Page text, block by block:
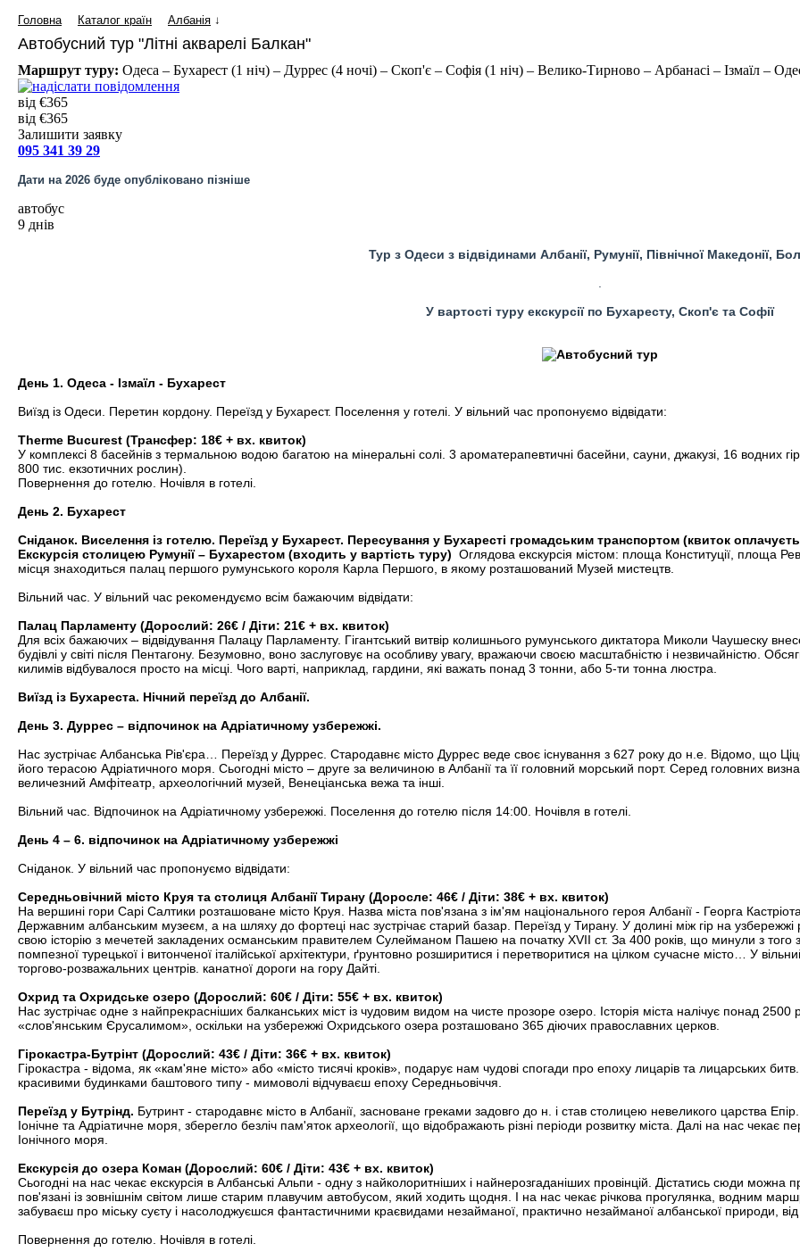
Головна Каталог країн Албанія ↓
Автобусний тур "Літні акварелі Балкан"
Маршрут туру: Одеса – Бухарест (1 ніч) – Дуррес (4 ночі) – Скоп'є – Софія (1 ніч) – Велико-Тирново – Арбанасі – Ізмаїл –
від €365
від €365
Залишити заявку
095 341 39 29
Дати на 2026 буде опубліковано пізніше
автобус
9 днів
Тур з Одеси з відвідинами Албанії, Румунії, Північної Македонії,
У вартості туру екскурсії по Бухаресту, Скоп'є та Софії
День 1. Одеса - Ізмаїл - Бухарест
Виїзд із Одеси. Перетин кордону. Переїзд у Бухарест. Поселення у готелі. У вільний час пропонуємо відвідати:
Therme Bucurest (Трансфер: 18€ + вх. квиток)
У комплексі 8 басейнів з термальною водою багатою на мінеральні солі. 3 ароматерапевтичні басейни, сауни, джакузі, 16 водних
800 тис. екзотичних рослин).
Повернення до готелю. Ночівля в готелі.
День 2. Бухарест
Сніданок. Виселення із готелю. Переїзд у Бухарест. Пересування у Бухаресті громадським транспортом (квиток
Екскурсія столицею Румунії – Бухарестом (входить у вартість туру) Оглядова екскурсія містом: площа Конституції, площа
місця знаходиться палац першого румунського короля Карла Першого, в якому розташований Музей мистецтв.
Вільний час. У вільний час рекомендуємо всім бажаючим відвідати:
Палац Парламенту (Дорослий: 26€ / Діти: 21€ + вх. квиток)
Для всіх бажаючих – відвідування Палацу Парламенту. Гігантський витвір колишнього румунського диктатора Миколи Чаушеску
будівлі у світі після Пентагону. Безумовно, воно заслуговує на особливу увагу, вражаючи своєю масштабністю і незвичайністю.
килимів відбувалося просто на місці. Чого варті, наприклад, гардини, які важать понад 3 тонни, або 5-ти тонна люстра.
Виїзд із Бухареста. Нічний переїзд до Албанії.
День 3. Дуррес – відпочинок на Адріатичному узбережжі.
Нас зустрічає Албанська Рів'єра… Переїзд у Дуррес. Стародавнє місто Дуррес веде своє існування з 627 року до н.е. Відомо, що
його терасою Адріатичного моря. Сьогодні місто – друге за величиною в Албанії та її головний морський порт. Серед головних
величезний Амфітеатр, археологічний музей, Венеціанська вежа та інші.
Вільний час. Відпочинок на Адріатичному узбережжі. Поселення до готелю після 14:00. Ночівля в готелі.
День 4 – 6. відпочинок на Адріатичному узбережжі
Сніданок. У вільний час пропонуємо відвідати:
Середньовічний місто Круя та столиця Албанії Тирану (Доросле: 46€ / Діти: 38€ + вх. квиток)
На вершині гори Сарі Салтики розташоване місто Круя. Назва міста пов'язана з ім'ям національного героя Албанії - Георга
Державним албанським музеєм, а на шляху до фортеці нас зустрічає старий базар. Переїзд у Тирану. У долині між гір на
свою історію з мечетей закладених османським правителем Сулейманом Пашею на початку XVII ст. За 400 років, що минули з
помпезної турецької і витонченої італійської архітектури, ґрунтовно розширитися і перетворитися на цілком сучасне місто… У
торгово-розважальних центрів. канатної дороги на гору Дайті.
Охрид та Охридське озеро (Дорослий: 60€ / Діти: 55€ + вх. квиток)
Нас зустрічає одне з найпрекрасніших балканських міст із чудовим видом на чисте прозоре озеро. Історія міста налічує понад 2500
«слов'янським Єрусалимом», оскільки на узбережжі Охридського озера розташовано 365 діючих православних церков.
Гірокастра-Бутрінт (Дорослий: 43€ / Діти: 36€ + вх. квиток)
Гірокастра - відома, як «кам'яне місто» або «місто тисячі кроків», подарує нам чудові спогади про епоху лицарів та лицарських
красивими будинками баштового типу - мимоволі відчуваєш епоху Середньовіччя.
Переїзд у Бутрінд. Бутринт - стародавнє місто в Албанії, засноване греками задовго до н. і став столицею невеликого царства
Іонічне та Адріатичне моря, зберегло безліч пам'яток археології, що відображають різні періоди розвитку міста. Далі на нас чекає
Іонічного моря.
Екскурсія до озера Коман (Дорослий: 60€ / Діти: 43€ + вх. квиток)
Сьогодні на нас чекає екскурсія в Албанські Альпи - одну з найколоритніших і найнерозгаданіших провінцій. Дістатись сюди
пов'язані із зовнішнім світом лише старим плавучим автобусом, який ходить щодня. І на нас чекає річкова прогулянка, водним
забуваєш про міську суєту і насолоджуєшся фантастичними краєвидами незайманої, практично незайманої албанської природи, від
Повернення до готелю. Ночівля в готелі.